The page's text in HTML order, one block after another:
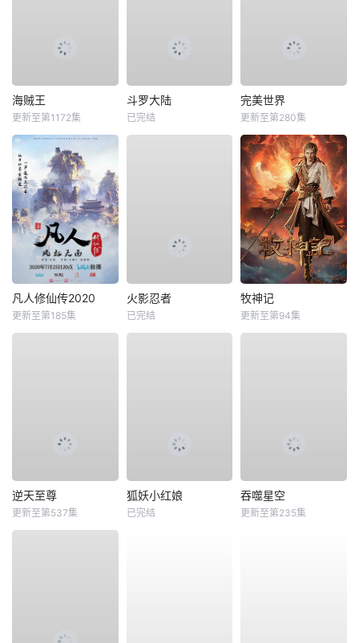
海贼王
更新至第1172集
斗罗大陆
已完结
完美世界
更新至第280集
凡人修仙传2020
更新至第185集
火影忍者
已完结
牧神记
更新至第94集
逆天至尊
更新至第537集
狐妖小红娘
已完结
吞噬星空
更新至第235集